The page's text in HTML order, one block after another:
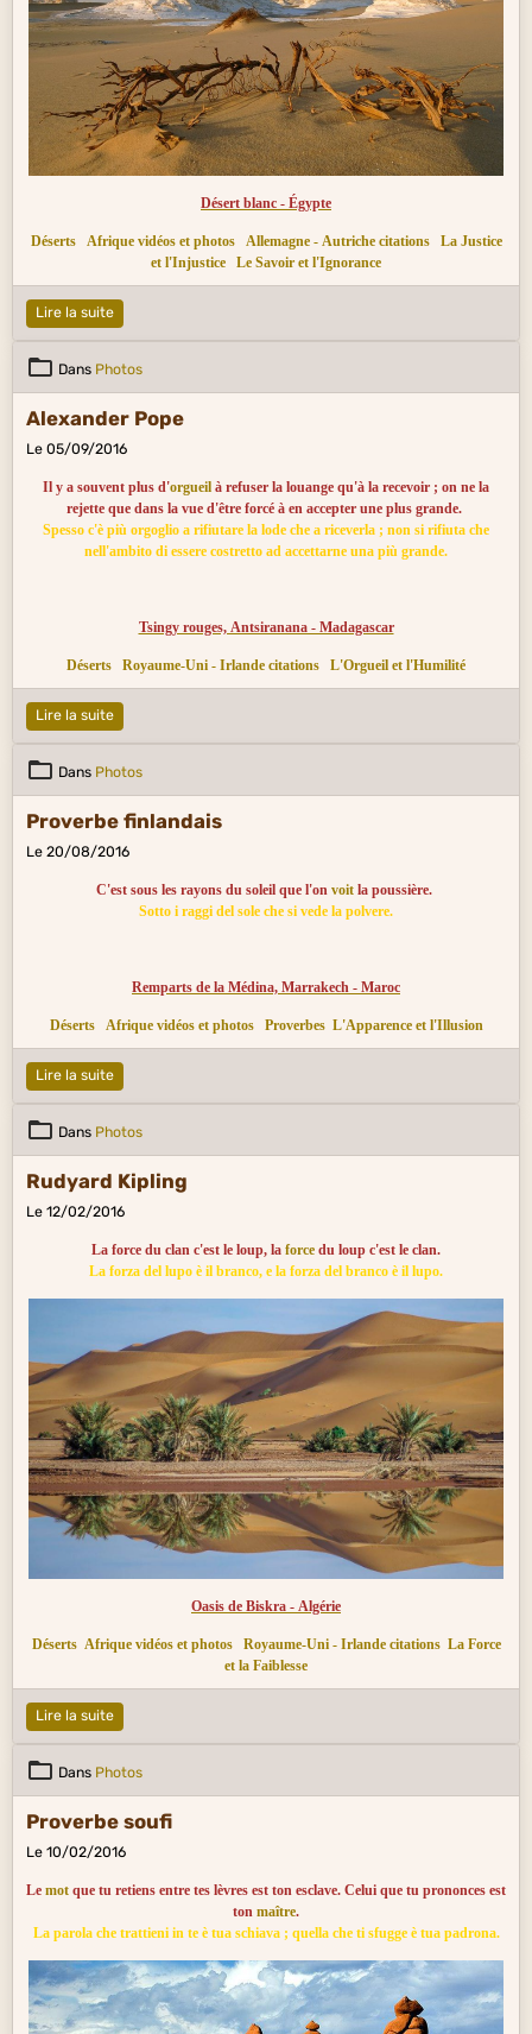
Désert blanc - Égypte
Déserts Afrique vidéos et photos Allemagne - Autriche citations
La Justice
et l'Injustice
Le Savoir et l'Ignorance
Lire la suite
Dans Photos
Alexander Pope
Le 05/09/2016
Il y a souvent plus d'orgueil à refuser la louange qu'à la recevoir ; on ne la
rejette que dans la vue d'être forcé à en accepter une plus grande.
Spesso c'è più orgoglio a rifiutare la lode che a riceverla ; non si rifiuta che
nell'ambito di essere costretto ad accettarne una più grande.
Tsingy rouges, Antsiranana - Madagascar
Déserts Royaume-Uni - Irlande citations L'Orgueil et l'Humilité
Lire la suite
Dans Photos
Proverbe finlandais
Le 20/08/2016
C'est sous les rayons du soleil que l'on voit la poussière.
Sotto i raggi del sole che si vede la polvere.
Remparts de la Médina, Marrakech - Maroc
Déserts Afrique vidéos et photos Proverbes L'Apparence et l'Illusion
Lire la suite
Dans Photos
Rudyard Kipling
Le 12/02/2016
La force du clan c'est le loup, la force du loup c'est le clan.
La forza del lupo è il branco, e la forza del branco è il lupo.
Oasis de Biskra - Algérie
Déserts Afrique vidéos et photos Royaume-Uni - Irlande citations La Force
et la Faiblesse
Lire la suite
Dans Photos
Proverbe soufi
Le 10/02/2016
Le mot que tu retiens entre tes lèvres est ton esclave. Celui que tu prononces est
ton maître.
La parola che trattieni in te è tua schiava ; quella che ti sfugge è tua padrona.